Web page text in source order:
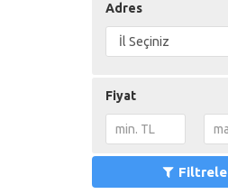
Adres
Fiyat
Filtrele